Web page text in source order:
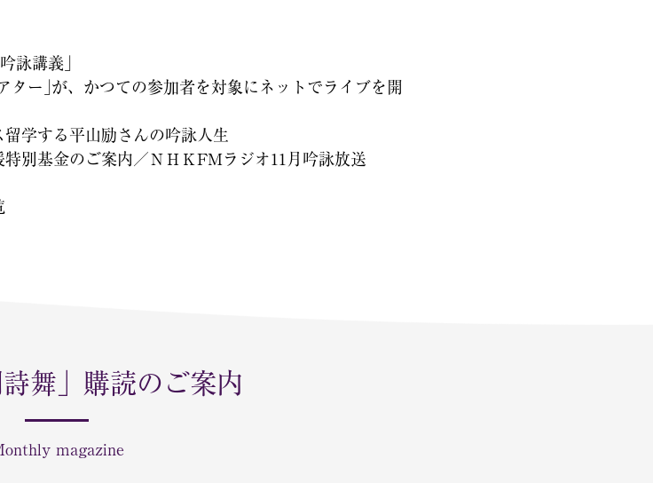
詠講義｣
ー｣が、かつての参加者を対象にネットでライブを開
学する平山励さんの吟詠人生
別基金のご案内／ＮＨＫFMラジオ11月吟詠放送
舞」購読のご案内
magazine